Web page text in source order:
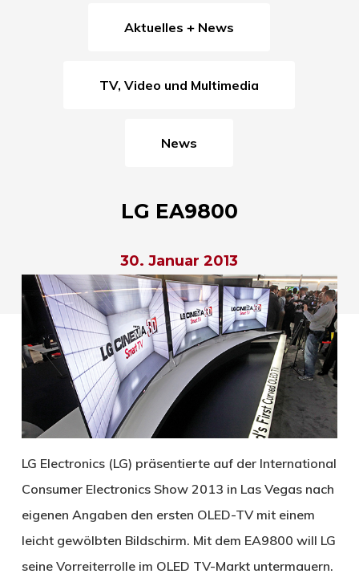
Aktuelles + News
TV, Video und Multimedia
News
LG EA9800
30. Januar 2013
LG Electronics (LG) präsentierte auf der International
Consumer Electronics Show 2013 in Las Vegas nach
eigenen Angaben den ersten OLED-TV mit einem
leicht gewölbten Bildschirm. Mit dem EA9800 will LG
seine Vorreiterrolle im OLED TV-Markt untermauern.